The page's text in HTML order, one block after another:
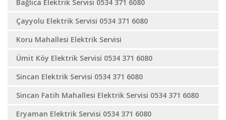
Bağlıca Elektrik Servisi 0534 371 6080
Çayyolu Elektrik Servisi 0534 371 6080
Koru Mahallesi Elektrik Servisi
Ümit Köy Elektrik Servisi 0534 371 6080
Sincan Elektrik Servisi 0534 371 6080
Sincan Fatih Mahallesi Elektrik Servisi 0534 371 6080
Eryaman Elektrik Servisi 0534 371 6080